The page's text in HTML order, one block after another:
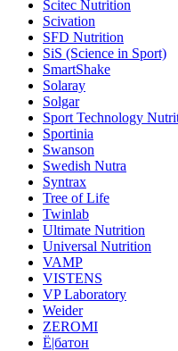
Scitec Nutrition
Scivation
SFD Nutrition
SiS (Science in Sport)
SmartShake
Solaray
Solgar
Sport Technology
Sportinia
Swanson
Swedish Nutra
Syntrax
Tree of Life
Twinlab
Ultimate Nutrition
Universal Nutrition
VAMP
VISTENS
VP Laboratory
Weider
ZEROMI
Ё|батон